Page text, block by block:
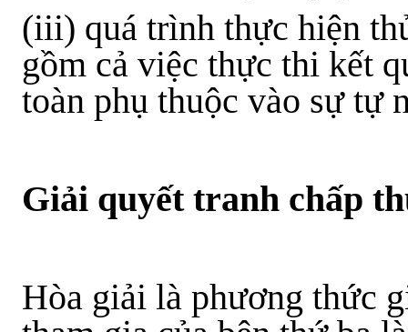
(iii) quá trình thực hiện
gồm cả việc thực thi kết
toàn phụ thuộc vào sự tự
Giải quyết tranh chấp
Hòa giải là phương thức